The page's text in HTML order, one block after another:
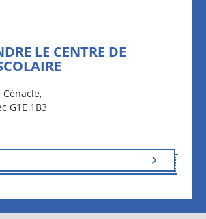
LE CENTRE DE
G1E 1B3